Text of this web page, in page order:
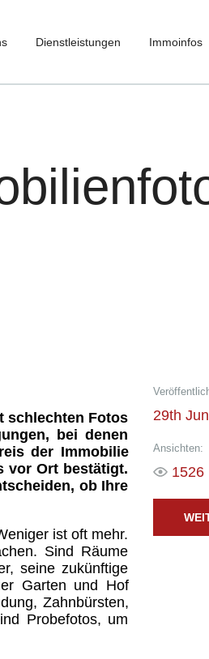
Dienstleistungen Immoinfos
schlechten Fotos
bei denen
der Immobilie
vor Ort bestätigt.
ob Ihre
ist oft mehr.
Sind Räume
seine zukünftige
Garten und Hof
Zahnbürsten,
Probefotos, um
29th
Ansichten:
1526